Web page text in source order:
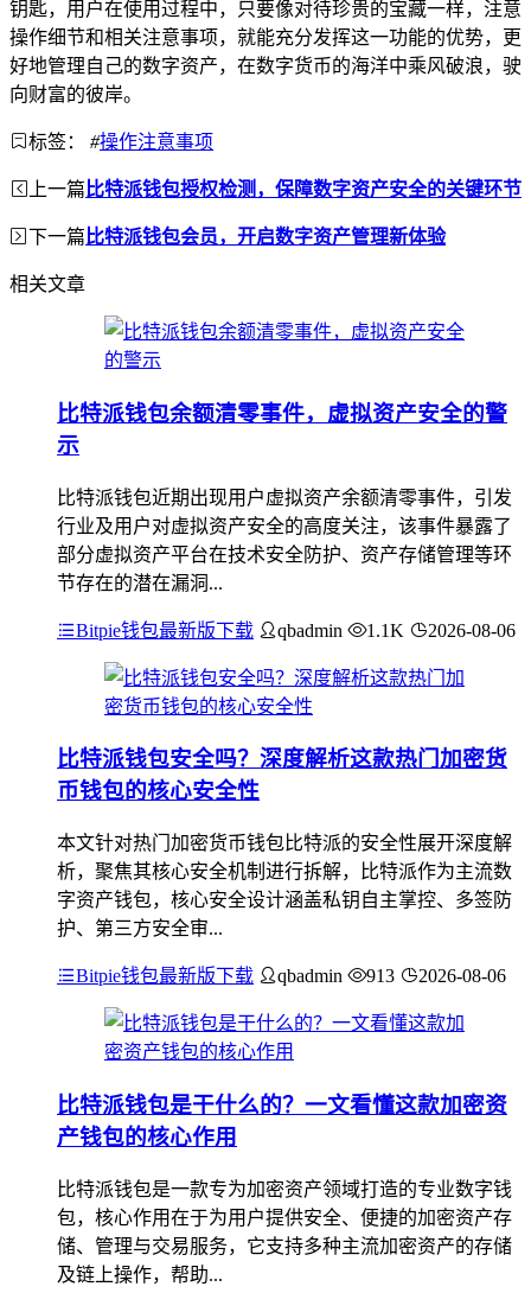
钥匙，用户在使用过程中，只要像对待珍贵的宝藏一样，注意
操作细节和相关注意事项，就能充分发挥这一功能的优势，更
好地管理自己的数字资产，在数字货币的海洋中乘风破浪，驶
向财富的彼岸。
标签： #操作注意事项
上一篇 比特派钱包授权检测，保障数字资产安全的关键环节
下一篇 比特派钱包会员，开启数字资产管理新体验
相关文章
比特派钱包余额清零事件，虚拟资产安全的警
示
比特派钱包近期出现用户虚拟资产余额清零事件，引发
行业及用户对虚拟资产安全的高度关注，该事件暴露了
部分虚拟资产平台在技术安全防护、资产存储管理等环
节存在的潜在漏洞...
Bitpie钱包最新版下载 qbadmin 1.1K 2026-08-06
比特派钱包安全吗？深度解析这款热门加密货
币钱包的核心安全性
本文针对热门加密货币钱包比特派的安全性展开深度解
析，聚焦其核心安全机制进行拆解，比特派作为主流数
字资产钱包，核心安全设计涵盖私钥自主掌控、多签防
护、第三方安全审...
Bitpie钱包最新版下载 qbadmin 913 2026-08-06
比特派钱包是干什么的？一文看懂这款加密资
产钱包的核心作用
比特派钱包是一款专为加密资产领域打造的专业数字钱
包，核心作用在于为用户提供安全、便捷的加密资产存
储、管理与交易服务，它支持多种主流加密资产的存储
及链上操作，帮助...